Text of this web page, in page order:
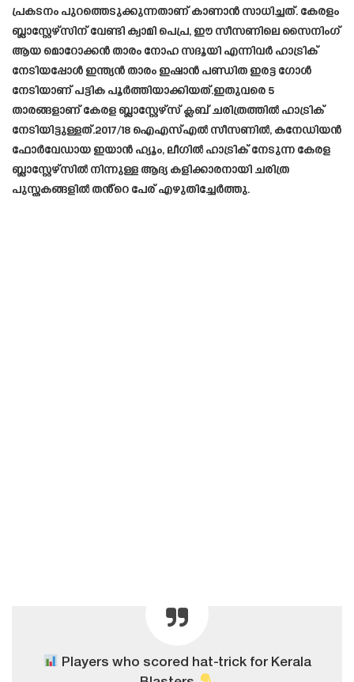
പ്രകടനം പുറത്തെടുക്കുന്നതാണ് കാണാൻ സാധിച്ചത്. കേരളം
ബ്ലാസ്റ്റേഴ്സിന് വേണ്ടി ക്വാമി പെപ്ര, ഈ സീസണിലെ സൈനിംഗ്
ആയ മൊറോക്കന്‍ താരം നോഹ സദൂയി എന്നിവര്‍ ഹാട്രിക്
നേടിയപ്പോള്‍ ഇന്ത്യന്‍ താരം ഇഷാന്‍ പണ്ഡിത ഇരട്ട ഗോള്‍
നേടിയാണ് പട്ടിക പൂര്‍ത്തിയാക്കിയത്.ഇതുവരെ 5
താരങ്ങളാണ് കേരള ബ്ലാസ്റ്റേഴ്‌സ് ക്ലബ് ചരിത്രത്തിൽ ഹാട്രിക്
നേടിയിട്ടുള്ളത്.2017/18 ഐഎസ്എൽ സീസണിൽ, കനേഡിയൻ
ഫോർവേഡായ ഇയാൻ ഹ്യൂം, ലീഗിൽ ഹാട്രിക് നേടുന്ന കേരള
ബ്ലാസ്റ്റേഴ്സിൽ നിന്നുള്ള ആദ്യ കളിക്കാരനായി ചരിത്ര
പുസ്തകങ്ങളിൽ തൻ്റെ പേര് എഴുതിച്ചേർത്തു.
Players who scored hat-trick for Kerala